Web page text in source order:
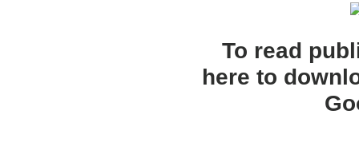
To read
here to